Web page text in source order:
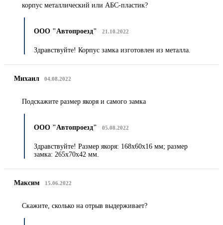
корпус металлический или АБС-пластик?
ООО "Автопроезд" 21.10.2022
Здравствуйте! Корпус замка изготовлен из металла.
Михаил 04.08.2022
Подскажите размер якоря и самого замка
ООО "Автопроезд" 05.08.2022
Здравствуйте! Размер якоря: 168х60х16 мм; размер
замка: 265х70х42 мм.
Максим 15.06.2022
Скажите, сколько на отрыв выдерживает?